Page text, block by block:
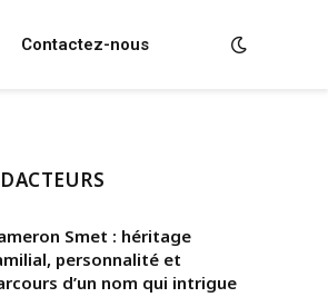
Contactez-nous
Smet : héritage
personnalité et
d’un nom qui intrigue